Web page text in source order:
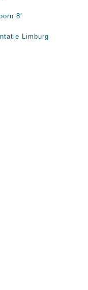
Limburg